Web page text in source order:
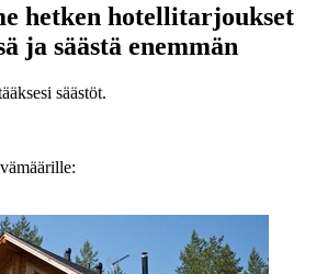
hetken hotellitarjoukset
ja säästä enemmän
säästöt.